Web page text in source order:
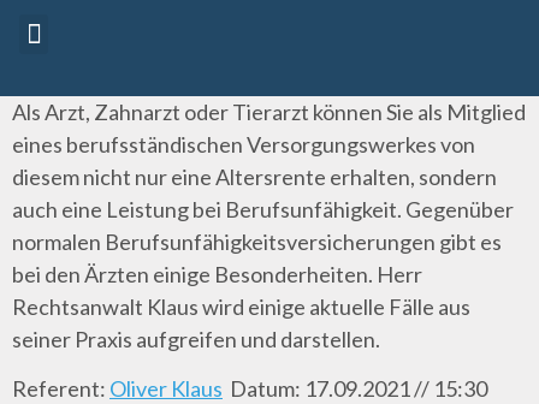
Als Arzt, Zahnarzt oder Tierarzt können Sie als Mitglied
eines berufsständischen Versorgungswerkes von
diesem nicht nur eine Altersrente erhalten, sondern
auch eine Leistung bei Berufsunfähigkeit. Gegenüber
normalen Berufsunfähigkeitsversicherungen gibt es
bei den Ärzten einige Besonderheiten. Herr
Rechtsanwalt Klaus wird einige aktuelle Fälle aus
seiner Praxis aufgreifen und darstellen.
Referent: Oliver Klaus Datum: 17.09.2021 // 15:30